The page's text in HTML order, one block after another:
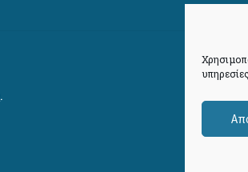
.